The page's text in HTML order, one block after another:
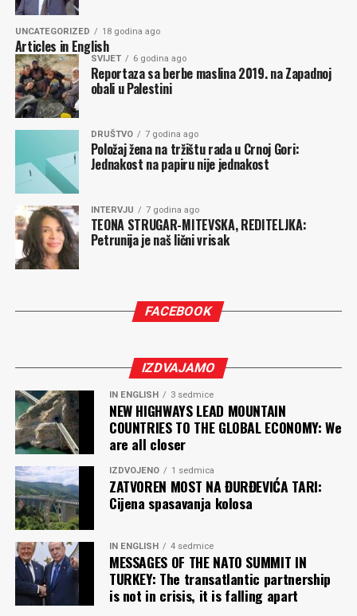
Aktuelna vlast, sve su prilike, isto tako računa da će ih
istorija pamtiti jer su zemlju uveli u EU. To što će ih
tamo, iz pretežno svojih interesa ugurati Brisel, to ćemo
UNCATEGORIZED 18 godina ago
Articles in English
SVIJET 6 godina ago
Reportaza sa berbe maslina 2019. na Zapadnoj
obali u Palestini
DRUŠTVO 7 godina ago
Položaj žena na tržištu rada u Crnoj Gori:
Jednakost na papiru nije jednakost
INTERVJU 7 godina ago
TEONA STRUGAR-MITEVSKA, REDITELJKA:
Petrunija je naš lični vrisak
FACEBOOK
IZDVAJAMO
IN ENGLISH 3 sedmice
NEW HIGHWAYS LEAD MOUNTAIN
COUNTRIES TO THE GLOBAL ECONOMY: We
are all closer
IZDVOJENO 1 sedmica
ZATVOREN MOST NA ĐURĐEVIĆA TARI:
Cijena spasavanja kolosa
IN ENGLISH 4 sedmice
MESSAGES OF THE NATO SUMMIT IN
TURKEY: The transatlantic partnership
is not in crisis, it is falling apart